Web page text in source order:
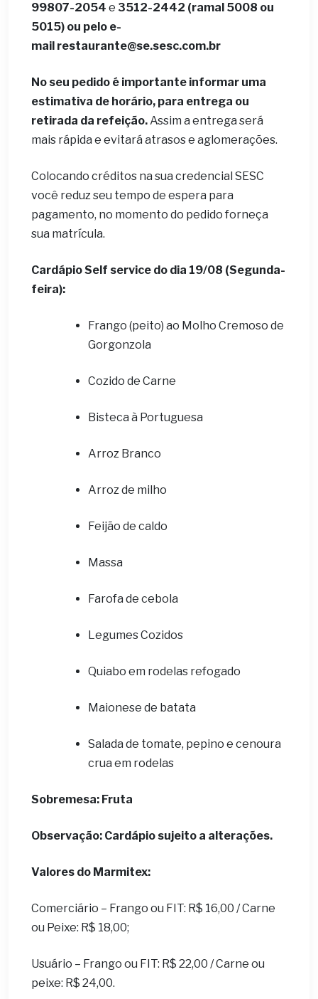
99807-2054 e 3512-2442 (ramal 5008 ou
5015) ou pelo e-
mail restaurante@se.sesc.com.br
No seu pedido é importante informar uma
estimativa de horário, para entrega ou
retirada da refeição.Assim a entrega será
mais rápida e evitará atrasos e aglomerações.
Colocando créditos na sua credencial SESC
você reduz seu tempo de espera para
pagamento, no momento do pedido forneça
sua matrícula.
Cardápio Self service do dia 19/08 (Segunda-
feira):
Frango (peito) ao Molho Cremoso de
Gorgonzola
Cozido de Carne
Bisteca à Portuguesa
Arroz Branco
Arroz de milho
Feijão de caldo
Massa
Farofa de cebola
Legumes Cozidos
Quiabo em rodelas refogado
Maionese de batata
Salada de tomate, pepino e cenoura
crua em rodelas
Sobremesa: Fruta
Observação: Cardápio sujeito a alterações.
Valores do Marmitex:
Comerciário – Frango ou FIT: R$ 16,00 / Carne
ou Peixe: R$ 18,00;
Usuário – Frango ou FIT: R$ 22,00 / Carne ou
peixe: R$ 24,00.